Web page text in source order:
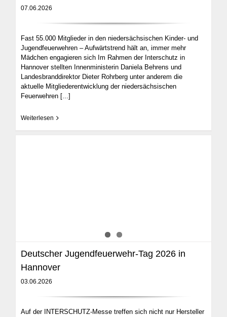
07.06.2026
Fast 55.000 Mitglieder in den niedersächsischen Kinder- und
Jugendfeuerwehren – Aufwärtstrend hält an, immer mehr
Mädchen engagieren sich Im Rahmen der Interschutz in
Hannover stellten Innenministerin Daniela Behrens und
Landesbranddirektor Dieter Rohrberg unter anderem die
aktuelle Mitgliederentwicklung der niedersächsischen
Feuerwehren [...]
Weiterlesen
Deutscher Jugendfeuerwehr-Tag 2026 in
Hannover
03.06.2026
Auf der INTERSCHUTZ-Messe treffen sich nicht nur Hersteller